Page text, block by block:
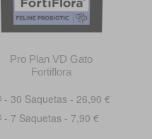
Pro Plan VD Gato
Fortiflora
- 30 Saquetas - 26,90 €
- 7 Saquetas - 7,90 €